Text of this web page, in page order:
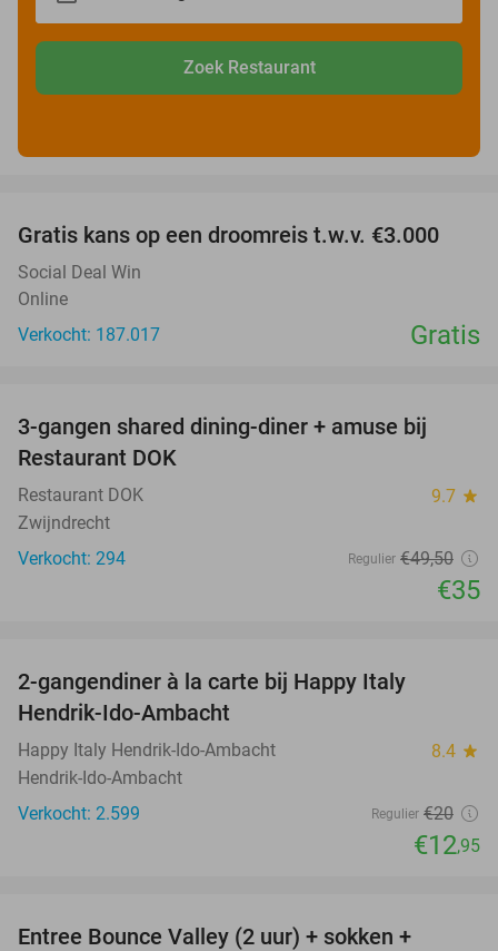
Zoek Restaurant
Gratis kans op een droomreis t.w.v. €3.000
Social Deal Win
Online
Verkocht: 187.017
Gratis
3-gangen shared dining-diner + amuse bij
Restaurant DOK
Restaurant DOK 9.7 star
Zwijndrecht
Verkocht: 294
Regulier €49,50
€35
2-gangendiner à la carte bij Happy Italy
Hendrik-Ido-Ambacht
Happy Italy Hendrik-Ido-Ambacht 8.4 star
Hendrik-Ido-Ambacht
Verkocht: 2.599
Regulier €20
€12,95
Entree Bounce Valley (2 uur) + sokken +